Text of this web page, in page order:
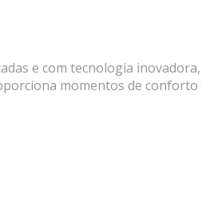
e com tecnologia
momentos de